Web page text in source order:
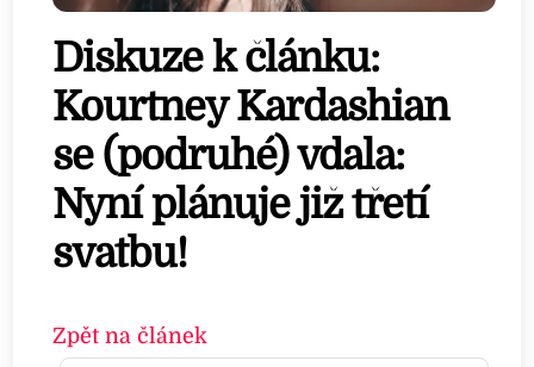
Diskuze k článku:
Kourtney Kardashian
se (podruhé) vdala:
Nyní plánuje již třetí
svatbu!
Zpět na článek